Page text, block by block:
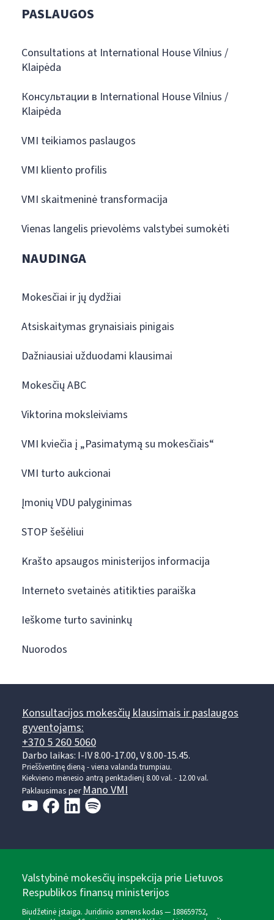
PASLAUGOS
Consultations at International House Vilnius /
Klaipėda
Консультации в International House Vilnius /
Klaipėda
VMI teikiamos paslaugos
VMI kliento profilis
VMI skaitmeninė transformacija
Vienas langelis prievolėms valstybei sumokėti
NAUDINGA
Mokesčiai ir jų dydžiai
Atsiskaitymas grynaisiais pinigais
Dažniausiai užduodami klausimai
Mokesčių ABC
Viktorina moksleiviams
VMI kviečia į „Pasimatymą su mokesčiais“
VMI turto aukcionai
Įmonių VDU palyginimas
STOP šešėliui
Krašto apsaugos ministerijos informacija
Interneto svetainės atitikties paraiška
Ieškome turto savininkų
Nuorodos
Konsultacijos mokesčių klausimais ir paslaugos
gyventojams:
+370 5 260 5060
Darbo laikas: I-IV 8.00-17.00, V 8.00-15.45.
Prieššventinę dieną - viena valanda trumpiau.
Kiekvieno mėnesio antrą penktadienį 8.00 val. - 12.00 val.
Paklausimas perMano VMI
Valstybinė mokesčių inspekcija prie Lietuvos
Respublikos finansų ministerijos
Biudžetinė įstaiga. Juridinio asmens kodas — 188659752,